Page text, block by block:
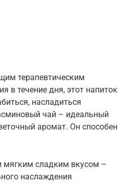
терапевтическим
в течение дня, этот напиток
насладиться
чай – идеальный
аромат. Он способен
мягким сладким вкусом –
наслаждения